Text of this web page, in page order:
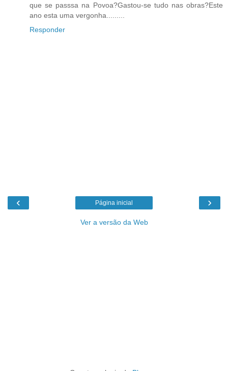
que se passsa na Povoa?Gastou-se tudo nas obras?Este
ano esta uma vergonha.........
Responder
‹ ›
Página inicial
Ver a versão da Web